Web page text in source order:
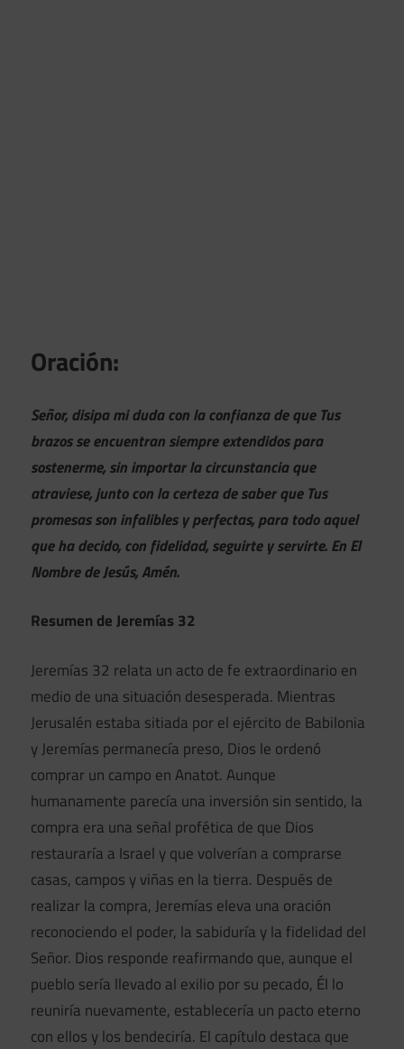
Oración:
Señor, disipa mi duda con la confianza de que Tus
brazos se encuentran siempre extendidos para
sostenerme, sin importar la circunstancia que
atraviese, junto con la certeza de saber que Tus
promesas son infalibles y perfectas, para todo aquel
que ha decido, con fidelidad, seguirte y servirte. En El
Nombre de Jesús, Amén.
Resumen de Jeremías 32
Jeremías 32 relata un acto de fe extraordinario en
medio de una situación desesperada. Mientras
Jerusalén estaba sitiada por el ejército de Babilonia
y Jeremías permanecía preso, Dios le ordenó
comprar un campo en Anatot. Aunque
humanamente parecía una inversión sin sentido, la
compra era una señal profética de que Dios
restauraría a Israel y que volverían a comprarse
casas, campos y viñas en la tierra. Después de
realizar la compra, Jeremías eleva una oración
reconociendo el poder, la sabiduría y la fidelidad del
Señor. Dios responde reafirmando que, aunque el
pueblo sería llevado al exilio por su pecado, Él lo
reuniría nuevamente, establecería un pacto eterno
con ellos y los bendeciría. El capítulo destaca que